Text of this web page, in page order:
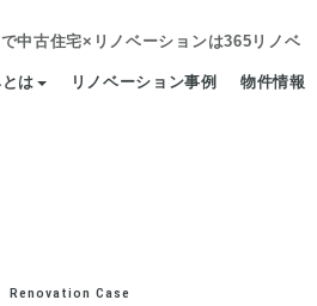
中古住宅×リノベーションは365リノベ
は リノベーション事例 物件情報
Renovation Case